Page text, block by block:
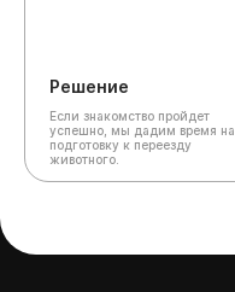
Решение
Если знакомство пройдет
успешно, мы дадим время на
подготовку к переезду
животного.